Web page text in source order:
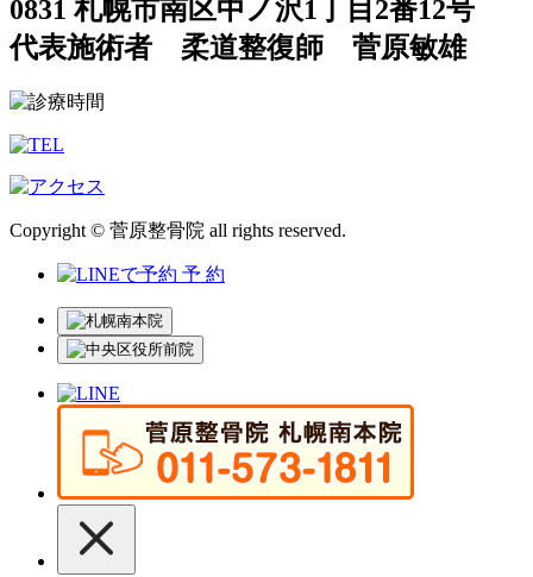
0831 札幌市南区中ノ沢1丁目2番12号
代表施術者 柔道整復師 菅原敏雄
Copyright © 菅原整骨院 all rights reserved.
予 約